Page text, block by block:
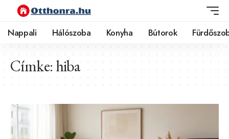
Nappali Hálószoba Konyha Bútorok
Címke: hiba